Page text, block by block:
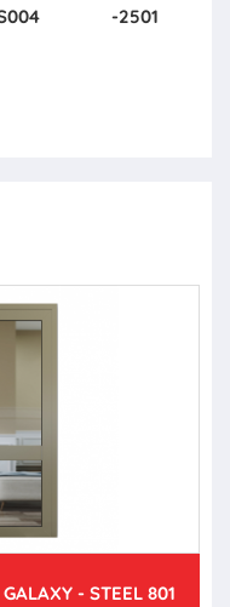
-2501
- STEEL 801